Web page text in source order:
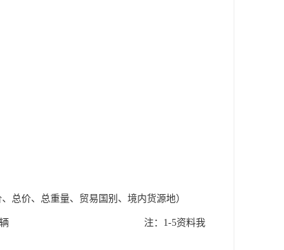
总价、总重量、贸易国别、境内货源地）
即可，无需备案车辆 注：1-5资料我